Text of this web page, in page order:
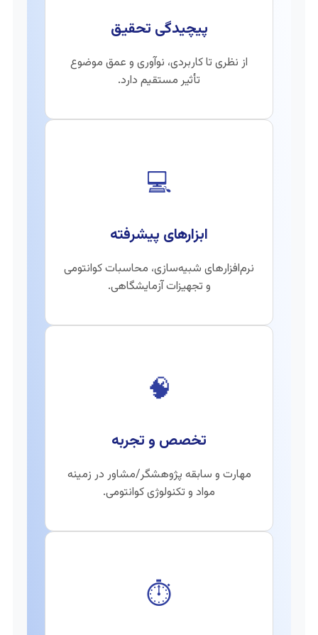
پیچیدگی تحقیق
از نظری تا کاربردی، نوآوری و عمق موضوع
تأثیر مستقیم دارد.
💻
ابزارهای پیشرفته
نرم‌افزارهای شبیه‌سازی، محاسبات کوانتومی
و تجهیزات آزمایشگاهی.
🧠
تخصص و تجربه
مهارت و سابقه پژوهشگر/مشاور در زمینه
مواد و تکنولوژی کوانتومی.
⏱️